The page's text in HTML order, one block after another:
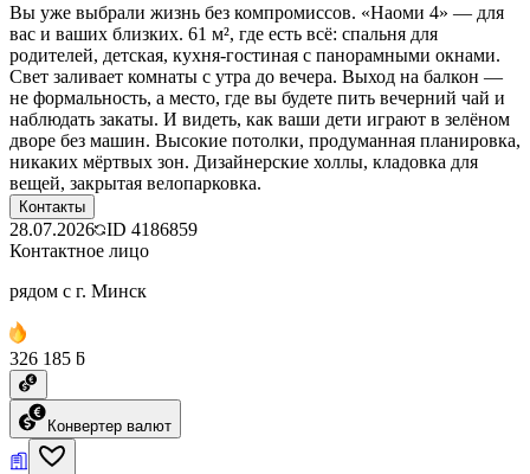
Вы уже выбрали жизнь без компромиссов. «Наоми 4» — для
вас и ваших близких. 61 м², где есть всё: спальня для
родителей, детская, кухня-гостиная с панорамными окнами.
Свет заливает комнаты с утра до вечера. Выход на балкон —
не формальность, а место, где вы будете пить вечерний чай и
наблюдать закаты. И видеть, как ваши дети играют в зелёном
дворе без машин. Высокие потолки, продуманная планировка,
никаких мёртвых зон. Дизайнерские холлы, кладовка для
вещей, закрытая велопарковка.
Контакты
28.07.2026 ID 4186859
Контактное лицо
рядом с г. Минск
326 185 ƃ
Конвертер валют